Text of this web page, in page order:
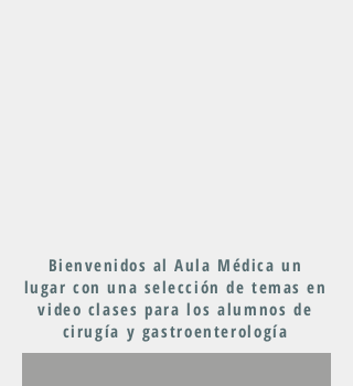
Bienvenidos alAula Médica un
lugar con una selección de temas en
video clases para los alumnos de
cirugía y gastroenterología